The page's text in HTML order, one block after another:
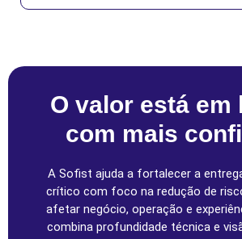
O valor está em
com mais
A Sofist ajuda a fortalecer a
crítico com foco na redução de
afetar negócio, operação e
combina profundidade técnica e